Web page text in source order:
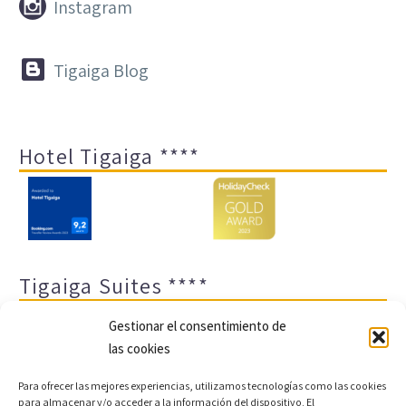
Gestionar el consentimiento de
las cookies
Para ofrecer las mejores experiencias, utilizamos tecnologías como las cookies
para almacenar y/o acceder a la información del dispositivo. El

 Instagram

 Tigaiga Blog
Hotel Tigaiga ****
Tigaiga Suites ****